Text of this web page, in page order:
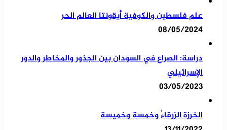
علم فلسطين والكوفية أيقونتا العالم الحر
08/05/2024
دراسة: الصراع في السودان بين الجذور والمخاطر والدور
الإسرائيلي
03/05/2023
الخرزة الزرقاءُ وخمسة وخميسة